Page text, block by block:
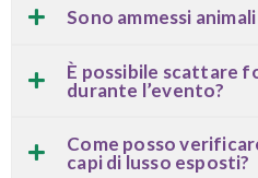
Sono ammessi
È possibile scattare
durante l’evento?
Come posso
capi di lusso esposti?